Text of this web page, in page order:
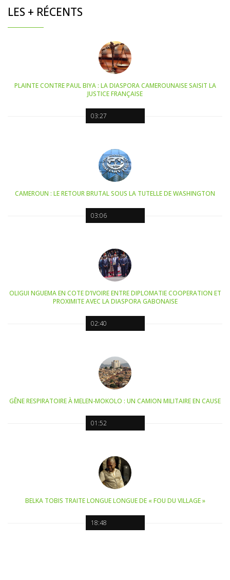
LES + RÉCENTS
03:27
PLAINTE CONTRE PAUL BIYA : LA DIASPORA CAMEROUNAISE SAISIT LA
JUSTICE FRANÇAISE
03:06
CAMEROUN : LE RETOUR BRUTAL SOUS LA TUTELLE DE WASHINGTON
02:40
OLIGUI NGUEMA EN COTE D’IVOIRE ENTRE DIPLOMATIE COOPERATION ET
PROXIMITE AVEC LA DIASPORA GABONAISE
01:52
GÊNE RESPIRATOIRE À MELEN-MOKOLO : UN CAMION MILITAIRE EN CAUSE
18:48
BELKA TOBIS TRAITE LONGUE LONGUE DE « FOU DU VILLAGE »